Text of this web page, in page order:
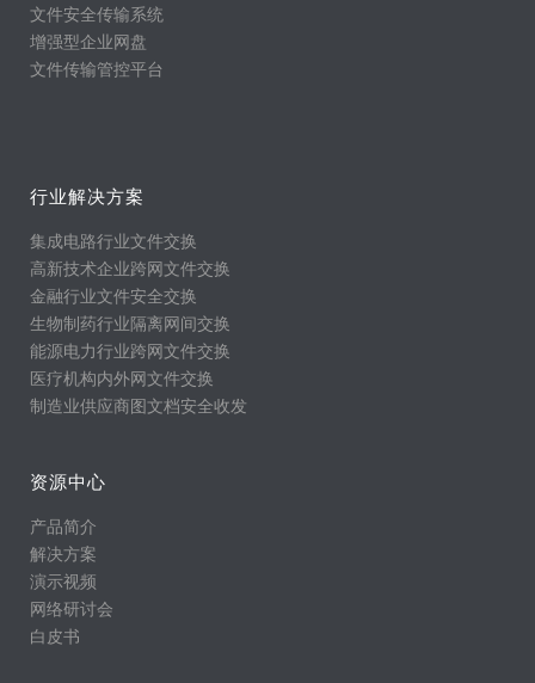
文件安全传输系统
增强型企业网盘
文件传输管控平台
行业解决方案
集成电路行业文件交换
高新技术企业跨网文件交换
金融行业文件安全交换
生物制药行业隔离网间交换
能源电力行业跨网文件交换
医疗机构内外网文件交换
制造业供应商图文档安全收发
资源中心
产品简介
解决方案
演示视频
网络研讨会
白皮书